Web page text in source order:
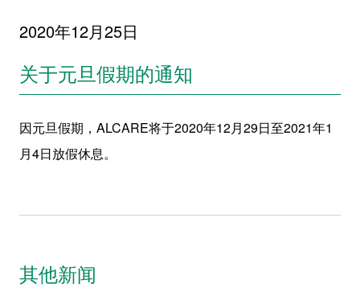
2020年12月25日
关于元旦假期的通知
因元旦假期，ALCARE将于2020年12月29日至2021年1
月4日放假休息。
其他新闻